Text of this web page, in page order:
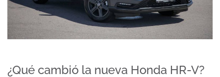
¿Qué cambió la nueva Honda HR-V?